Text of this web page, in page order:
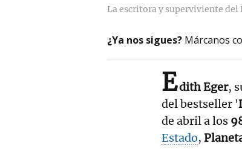
La escritora y superviviente del
¿Ya nos sigues? Márcanos
Edith Eger,
del bestseller '
de abril a los
Estado,